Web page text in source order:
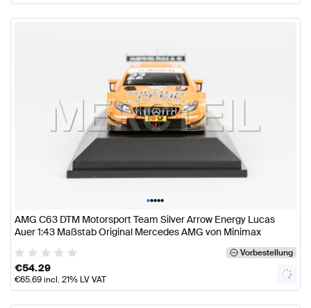
•••••
AMG C63 DTM Motorsport Team Silver Arrow Energy Lucas
Auer 1:43 Maßstab Original Mercedes AMG von Minimax
Vorbestellung
€54.29
€65.69incl. 21% LV VAT